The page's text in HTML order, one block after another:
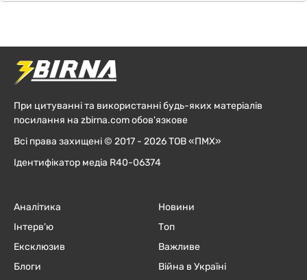
При цитуванні та використанні будь-яких матеріалів
посилання на zbirna.com обов'язкове
Всі права захищені © 2017 - 2026 ТОВ «ПМХ»
Ідентифікатор медіа R40-06374
Аналітика
Інтерв'ю
Ексклюзив
Блоги
Новини
Топ
Важливе
Війна в Україні